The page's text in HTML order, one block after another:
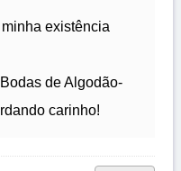
existência
de Algodão-
carinho!